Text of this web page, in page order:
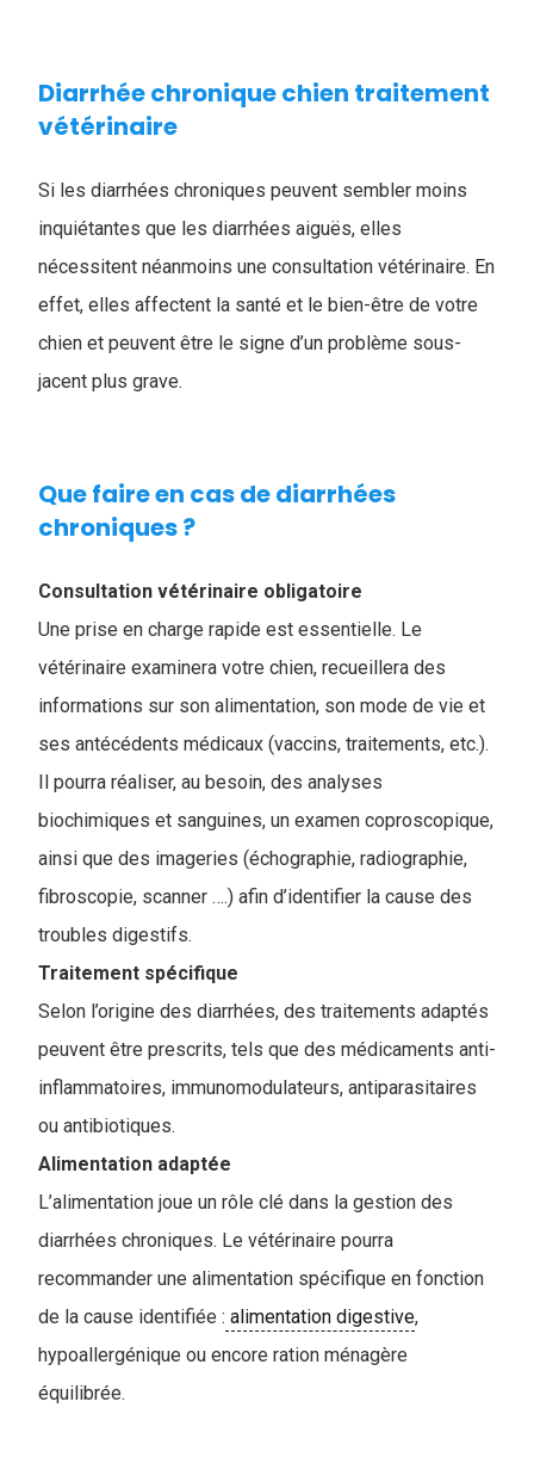
Diarrhée chronique chien traitement
vétérinaire
​Si les diarrhées chroniques peuvent sembler moins
inquiétantes que les diarrhées aiguës, elles
nécessitent néanmoins une consultation vétérinaire. En
effet, elles affectent la santé et le bien-être de votre
chien et peuvent être le signe d’un problème sous-
jacent plus grave.
Que faire en cas de diarrhées
chroniques ?
Consultation vétérinaire obligatoire
Une prise en charge rapide est essentielle. Le
vétérinaire examinera votre chien, recueillera des
informations sur son alimentation, son mode de vie et
ses antécédents médicaux (vaccins, traitements, etc.).
Il pourra réaliser, au besoin, des analyses
biochimiques et sanguines, un examen coproscopique,
ainsi que des imageries (échographie, radiographie,
fibroscopie, scanner ….) afin d’identifier la cause des
troubles digestifs.
Traitement spécifique
Selon l’origine des diarrhées, des traitements adaptés
peuvent être prescrits, tels que des médicaments anti-
inflammatoires, immunomodulateurs, antiparasitaires
ou antibiotiques.
Alimentation adaptée
L’alimentation joue un rôle clé dans la gestion des
diarrhées chroniques. Le vétérinaire pourra
recommander une alimentation spécifique en fonction
de la cause identifiée : alimentation digestive,
hypoallergénique ou encore ration ménagère
équilibrée.